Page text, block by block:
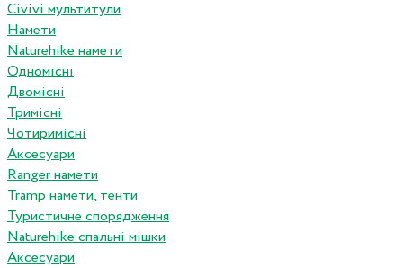
Civivi мультитули
Намети
Naturehike намети
Одномісні
Двомісні
Тримісні
Чотиримісні
Аксесуари
Ranger намети
Tramp намети, тенти
Туристичне спорядження
Naturehike спальні мішки
Аксесуари